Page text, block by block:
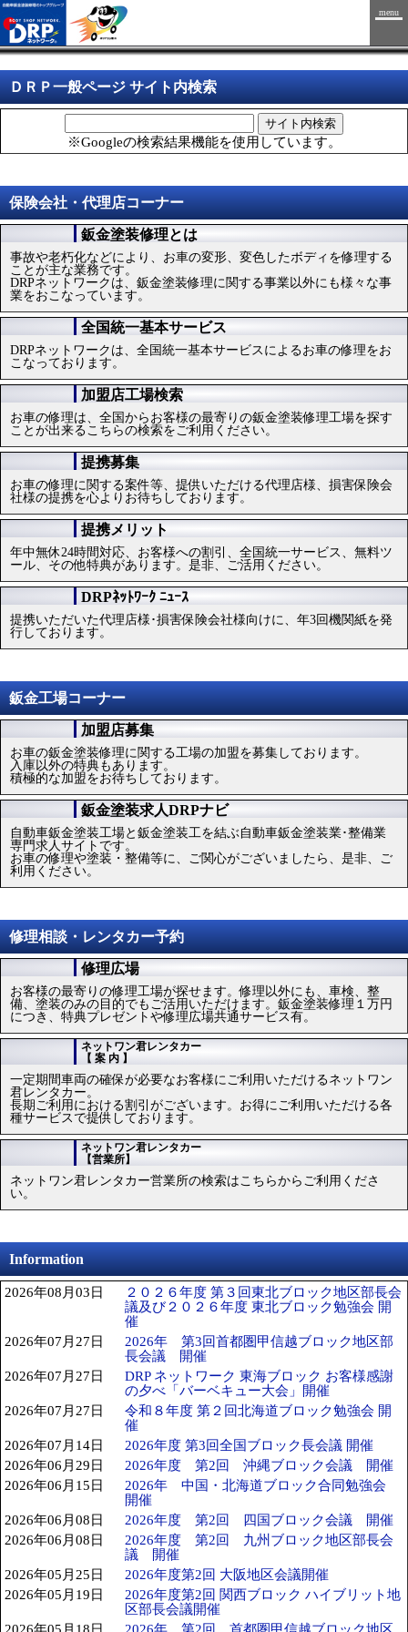
menu
ＤＲＰ一般ページ サイト内検索
※Googleの検索結果機能を使用しています。
保険会社・代理店コーナー
鈑金塗装修理とは
事故や老朽化などにより、お車の変形、変色したボディを修理する
ことが主な業務です。
DRPネットワークは、鈑金塗装修理に関する事業以外にも様々な事
業をおこなっています。
全国統一基本サービス
DRPネットワークは、全国統一基本サービスによるお車の修理をお
こなっております。
加盟店工場検索
お車の修理は、全国からお客様の最寄りの鈑金塗装修理工場を探す
ことが出来るこちらの検索をご利用ください。
提携募集
お車の修理に関する案件等、提供いただける代理店様、損害保険会
社様の提携を心よりお待ちしております。
提携メリット
ール、その他特典があります。是非、ご活用ください。
DRPﾈｯﾄﾜｰｸ ﾆｭｰｽ
提携いただいた代理店様･損害保険会社様向けに、年3回機関紙を発
行しております。
鈑金工場コーナー
加盟店募集
お車の鈑金塗装修理に関する工場の加盟を募集しております。
入庫以外の特典もあります。
鈑金塗装求人DRPナビ
自動車鈑金塗装工場と鈑金塗装工を結ぶ自動車鈑金塗装業･整備業
専門求人サイトです。
お車の修理や塗装・整備等に、ご関心がございましたら、是非、ご
利用ください。
修理相談・レンタカー予約
修理広場
お客様の最寄りの修理工場が探せます。修理以外にも、車検、整
備、塗装のみの目的でもご活用いただけます。鈑金塗装修理１万円
につき、特典プレゼントや修理広場共通サービス有。
ネットワン君レンタカー
【 案 内 】
一定期間車両の確保が必要なお客様にご利用いただけるネットワン
君レンタカー。
ネットワン君レンタカー
【営業所】
ネットワン君レンタカー営業所の検索はこちらからご利用くださ
Information
2026年08月03日
２０２６年度 第３回東北ブロック地区部長会
議及び２０２６年度 東北ブロック勉強会 開
催
2026年07月27日
2026年 第3回首都圏甲信越ブロック地区部
長会議 開催
2026年07月27日
DRP ネットワーク 東海ブロック お客様感謝
の夕べ「バーベキュー大会」開催
2026年07月27日
令和８年度 第２回北海道ブロック勉強会 開
催
2026年度 第3回全国ブロック長会議 開催
2026年06月29日 2026年度 第2回 沖縄ブロック会議 開催
2026年06月15日
2026年 中国・北海道ブロック合同勉強会
開催